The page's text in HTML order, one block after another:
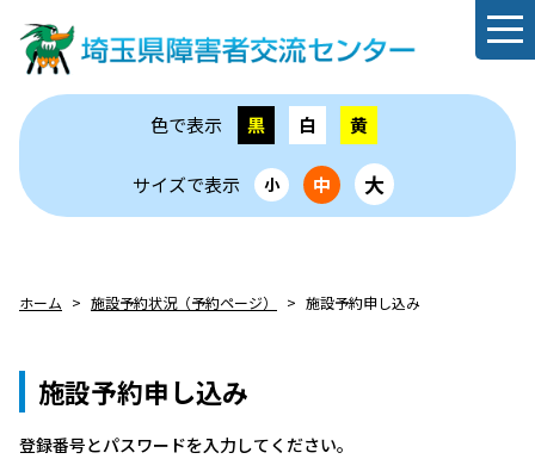
色で表示 黒 白 黄
サイズで表示 小 中 大
ホーム 施設予約状況（予約ページ） 施設予約申し込み
施設予約申し込み
登録番号とパスワードを⼊⼒してください。